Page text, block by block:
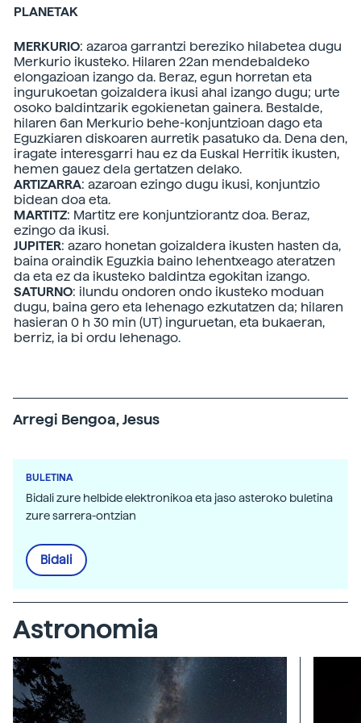
PLANETAK
MERKURIO: azaroa garrantzi bereziko hilabetea dugu
Merkurio ikusteko. Hilaren 22an mendebaldeko
elongazioan izango da. Beraz, egun horretan eta
ingurukoetan goizaldera ikusi ahal izango dugu; urte
osoko baldintzarik egokienetan gainera. Bestalde,
hilaren 6an Merkurio behe-konjuntzioan dago eta
Eguzkiaren diskoaren aurretik pasatuko da. Dena den,
iragate interesgarri hau ez da Euskal Herritik ikusten,
hemen gauez dela gertatzen delako.
ARTIZARRA: azaroan ezingo dugu ikusi, konjuntzio
bidean doa eta.
MARTITZ: Martitz ere konjuntziorantz doa. Beraz,
ezingo da ikusi.
JUPITER: azaro honetan goizaldera ikusten hasten da,
baina oraindik Eguzkia baino lehentxeago ateratzen
da eta ez da ikusteko baldintza egokitan izango.
SATURNO: ilundu ondoren ondo ikusteko moduan
dugu, baina gero eta lehenago ezkutatzen da; hilaren
hasieran 0 h 30 min (UT) inguruetan, eta bukaeran,
berriz, ia bi ordu lehenago.
Arregi Bengoa, Jesus
BULETINA
Bidali zure helbide elektronikoa eta jaso asteroko buletina
zure sarrera-ontzian
Bidali
Astronomia